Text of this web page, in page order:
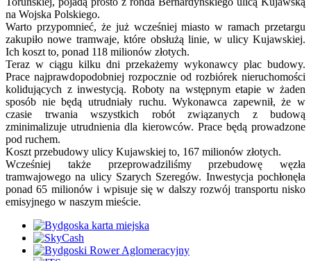
na Wojska Polskiego.
Warto przypomnieć, że już wcześniej miasto w ramach przetargu
zakupiło nowe tramwaje, które obsłużą linie, w ulicy Kujawskiej.
Ich koszt to, ponad 118 milionów złotych.
Teraz w ciągu kilku dni przekażemy wykonawcy plac budowy.
Prace najprawdopodobniej rozpocznie od rozbiórek nieruchomości
kolidujących z inwestycją. Roboty na wstępnym etapie w żaden
sposób nie będą utrudniały ruchu. Wykonawca zapewnił, że w
czasie trwania wszystkich robót związanych z budową
zminimalizuje utrudnienia dla kierowców. Prace będą prowadzone
pod ruchem.
Koszt przebudowy ulicy Kujawskiej to, 167 milionów złotych.
Wcześniej także przeprowadziliśmy przebudowę węzła
tramwajowego na ulicy Szarych Szeregów. Inwestycja pochłonęła
ponad 65 milionów i wpisuje się w dalszy rozwój transportu nisko
emisyjnego w naszym mieście.